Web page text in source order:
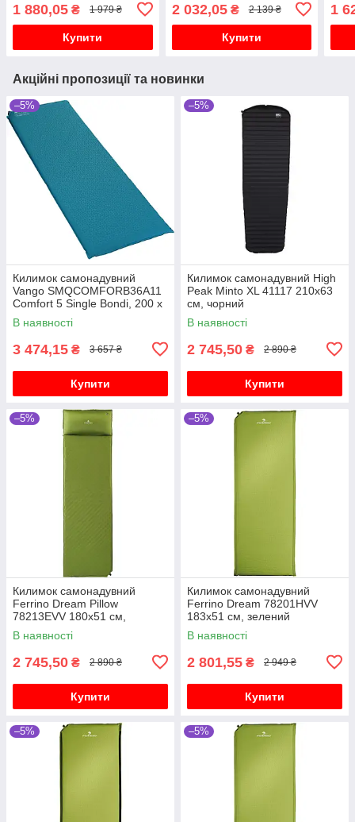
1 880,05 ₴ 1 979 ₴
Купити
2 032,05₴ 2 139 ₴
Купити
1
Акційні пропозиції та новинки
–5%
Килимок самонадувний
Vango SMQCOMFORB36A11
Comfort 5 Single Bondi, 200 x
60 x 5 см - синій
В наявності
3 474,15 ₴ 3 657 ₴
Купити
–5%
Килимок самонадувний High
Peak Minto XL 41117 210х63
см, чорний
В наявності
2 745,50 ₴ 2 890 ₴
Купити
–5%
Килимок самонадувний
Ferrino Dream Pillow
78213EVV 180х51 см,
зелений
В наявності
2 745,50 ₴ 2 890 ₴
Купити
–5%
Килимок самонадувний
Ferrino Dream 78201HVV
183х51 см, зелений
В наявності
2 801,55 ₴ 2 949 ₴
Купити
–5% –5%